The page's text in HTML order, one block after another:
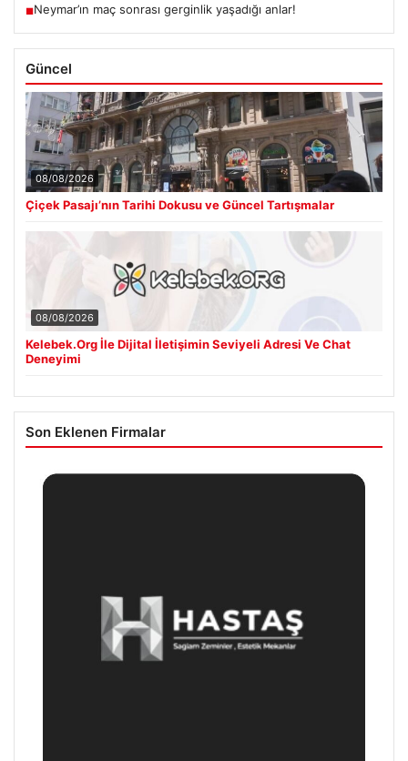
■Neymar’ın maç sonrası gerginlik yaşadığı anlar!
Güncel
08/08/2026
Çiçek Pasajı’nın Tarihi Dokusu ve Güncel Tartışmalar
08/08/2026
Kelebek.Org İle Dijital İletişimin Seviyeli Adresi Ve Chat
Deneyimi
Son Eklenen Firmalar